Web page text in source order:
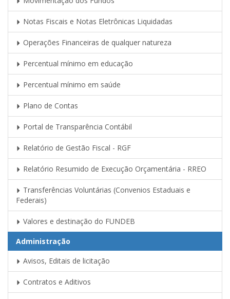
Notas Fiscais e Notas Eletrônicas Liquidadas
Operações Financeiras de qualquer natureza
Percentual mínimo em educação
Percentual mínimo em saúde
Plano de Contas
Portal de Transparência Contábil
Relatório de Gestão Fiscal - RGF
Relatório Resumido de Execução Orçamentária - RREO
Transferências Voluntárias (Convenios Estaduais e
Federais)
Valores e destinação do FUNDEB
Administração
Avisos, Editais de licitação
Contratos e Aditivos